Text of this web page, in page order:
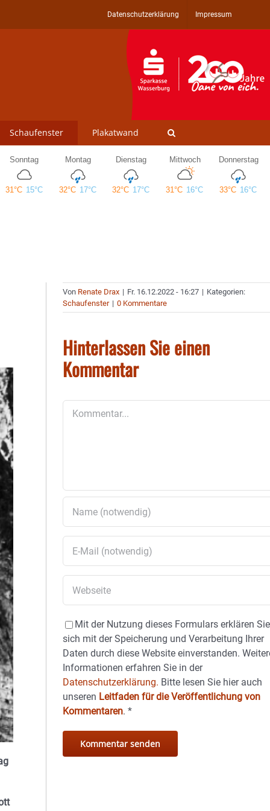
Datenschutzerklärung Impressum
Schaufenster Plakatwand
Von Renate Drax | Fr. 16.12.2022 - 16:27 | Kategorien:
Schaufenster | 0 Kommentare
Hinterlassen Sie einen
Kommentar
Mit der Nutzung dieses Formulars erklären Sie
sich mit der Speicherung und Verarbeitung Ihrer
Daten durch diese Website einverstanden.
Informationen erfahren Sie in der
Datenschutzerklärung. Bitte lesen Sie hier auch
unseren Leitfaden für die Veröffentlichung von
Kommentaren.*